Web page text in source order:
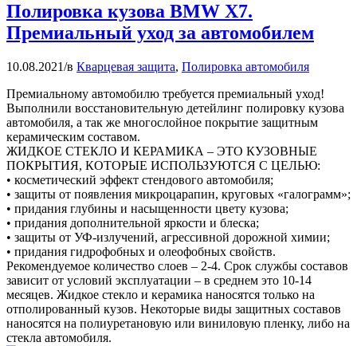
Полировка кузова BMW X7.
Премиальный уход за автомобилем
10.08.2021/в Кварцевая защита, Полировка автомобиля
Премиальному автомобилю требуется премиальный уход!
Выполнили восстановительную детейлинг полировку кузова
автомобиля, а так же многослойное покрытие защитным
керамическим составом.
ЖИДКОЕ СТЕКЛО И КЕРАМИКА – ЭТО КУЗОВНЫЕ
ПОКРЫТИЯ, КОТОРЫЕ ИСПОЛЬЗУЮТСЯ С ЦЕЛЬЮ:
• косметический эффект стендового автомобиля;
• защиты от появления микроцарапин, круговых «галограмм»;
• придания глубины и насыщенности цвету кузова;
• придания дополнительной яркости и блеска;
• защиты от УФ-излучений, агрессивной дорожной химии;
• придания гидрофобных и олеофобных свойств.
Рекомендуемое количество слоев – 2-4. Срок службы составов
зависит от условий эксплуатации – в среднем это 10-14
месяцев. Жидкое стекло и керамика наносятся только на
отполированный кузов. Некоторые виды защитных составов
наносятся на полиуретановую или виниловую пленку, либо на
стекла автомобиля.